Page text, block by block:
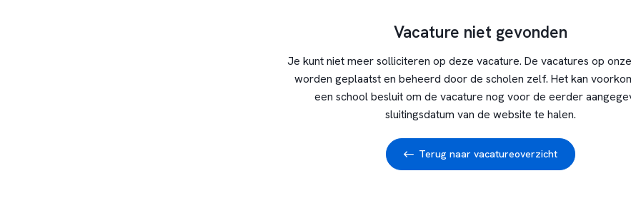
Vacature niet gevonden
Je kunt niet meer solliciteren op deze vacature. De vacatures op
worden geplaatst en beheerd door de scholen zelf. Het kan
een school besluit om de vacature nog voor de eerder
sluitingsdatum van de website te halen.
Terug naar vacatureoverzicht